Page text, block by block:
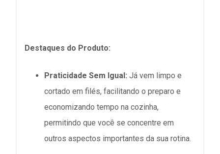
Destaques do Produto:
Praticidade Sem Igual: Já vem limpo e
cortado em filés, facilitando o preparo e
economizando tempo na cozinha,
permitindo que você se concentre em
outros aspectos importantes da sua rotina.